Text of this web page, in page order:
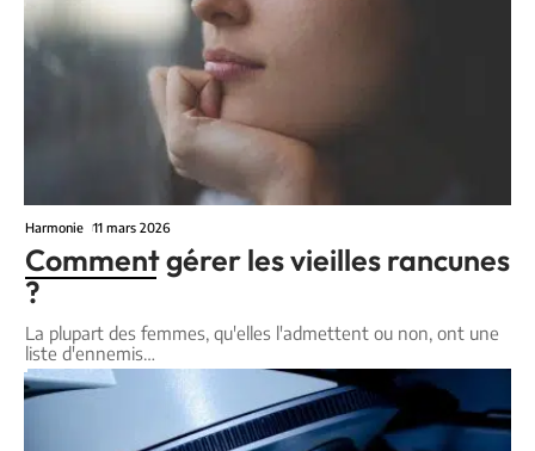
Harmonie 11 mars 2026
Comment gérer les vieilles rancunes
?
La plupart des femmes, qu'elles l'admettent ou non, ont une
liste d'ennemis…